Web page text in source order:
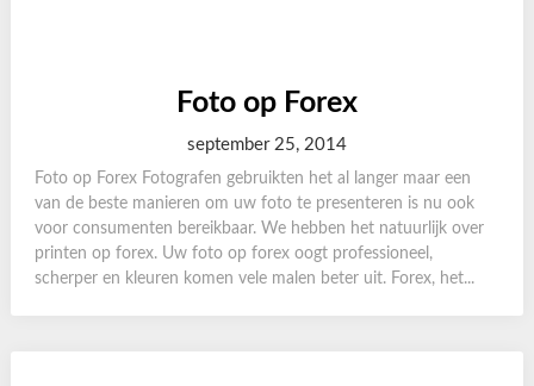
Foto op Forex
september 25, 2014
Foto op Forex Fotografen gebruikten het al langer maar een
van de beste manieren om uw foto te presenteren is nu ook
voor consumenten bereikbaar. We hebben het natuurlijk over
printen op forex. Uw foto op forex oogt professioneel,
scherper en kleuren komen vele malen beter uit. Forex, het...